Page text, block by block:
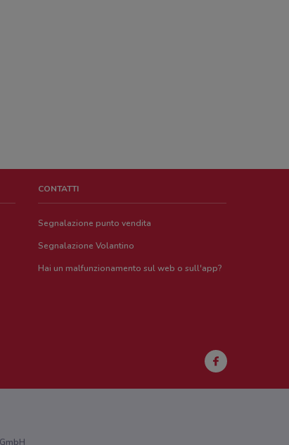
CONTATTI
Segnalazione punto vendita
Segnalazione Volantino
Hai un malfunzionamento sul web o sull'app?